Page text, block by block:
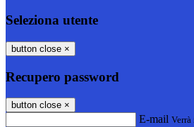
Seleziona utente
button close ×
Recupero password
button close ×
E-mail